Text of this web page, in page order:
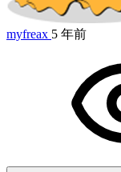
myfreax 5 年前